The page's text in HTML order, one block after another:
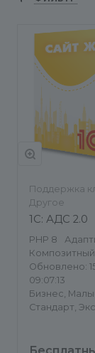
Поддержка
Другое
1С: АДС 2.0
PHP 8
Композитный
Обновлено:
09:07:13
Бизнес,
Стандарт,